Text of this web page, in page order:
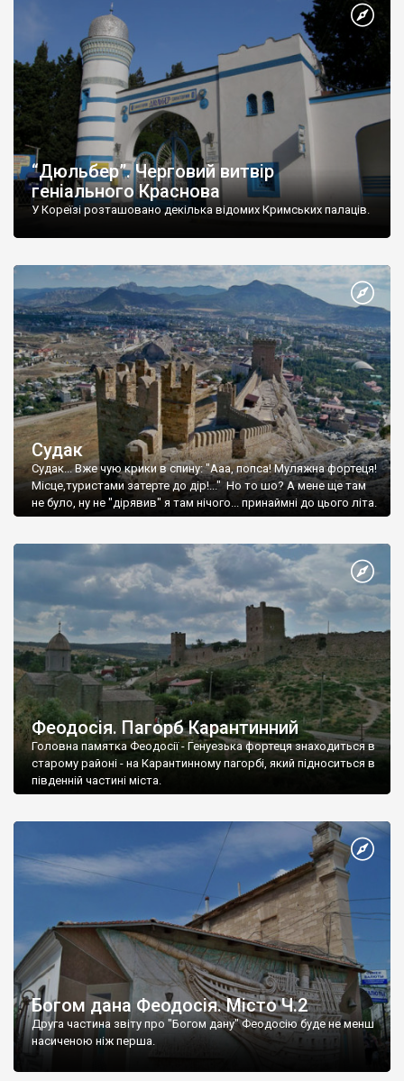
“Дюльбер”. Черговий витвір
геніального Краснова
У Кореїзі розташовано декілька відомих Кримських палаців.
Судак
Судак... Вже чую крики в спину: "Ааа, попса! Муляжна фортеця!
Місце,туристами затерте до дір!..." Но то шо? А мене ще там
не було, ну не "дірявив" я там нічого... принаймні до цього літа.
Феодосія. Пагорб Карантинний
Головна памятка Феодосії - Генуезька фортеця знаходиться в
старому районі - на Карантинному пагорбі, який підноситься в
південній частині міста.
Богом дана Феодосія. Місто Ч.2
Друга частина звіту про "Богом дану" Феодосію буде не менш
насиченою ніж перша.